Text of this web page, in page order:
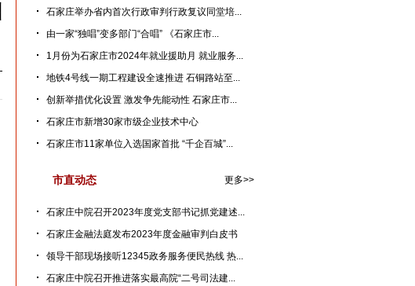
石家庄举办省内首次行政审判行政复议同堂培...
由一家“独唱”变多部门“合唱” 《石家庄市...
1月份为石家庄市2024年就业援助月 就业服务...
地铁4号线一期工程建设全速推进 石铜路站至...
创新举措优化设置 激发争先能动性 石家庄市...
石家庄市新增30家市级企业技术中心
石家庄市11家单位入选国家首批 “千企百城”...
市直动态 更多>>
石家庄中院召开2023年度党支部书记抓党建述...
石家庄金融法庭发布2023年度金融审判白皮书
领导干部现场接听12345政务服务便民热线 热...
石家庄中院召开推进落实最高院“二号司法建...